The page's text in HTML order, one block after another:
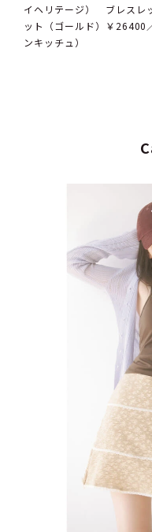
イヘリテージ） ブレスレ
ット（ゴールド）￥26400
ンキッチュ）